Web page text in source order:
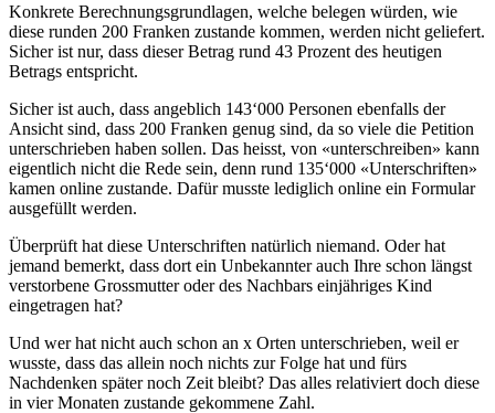
Konkrete Berechnungsgrundlagen, welche belegen würden, wie
diese runden 200 Franken zustande kommen, werden nicht geliefert.
Sicher ist nur, dass dieser Betrag rund 43 Prozent des heutigen
Betrags entspricht.
Sicher ist auch, dass angeblich 143‘000 Personen ebenfalls der
Ansicht sind, dass 200 Franken genug sind, da so viele die Petition
unterschrieben haben sollen. Das heisst, von «unterschreiben» kann
eigentlich nicht die Rede sein, denn rund 135‘000 «Unterschriften»
kamen online zustande. Dafür musste lediglich online ein Formular
ausgefüllt werden.
Überprüft hat diese Unterschriften natürlich niemand. Oder hat
jemand bemerkt, dass dort ein Unbekannter auch Ihre schon längst
verstorbene Grossmutter oder des Nachbars einjähriges Kind
eingetragen hat?
Und wer hat nicht auch schon an x Orten unterschrieben, weil er
wusste, dass das allein noch nichts zur Folge hat und fürs
Nachdenken später noch Zeit bleibt? Das alles relativiert doch diese
in vier Monaten zustande gekommene Zahl.